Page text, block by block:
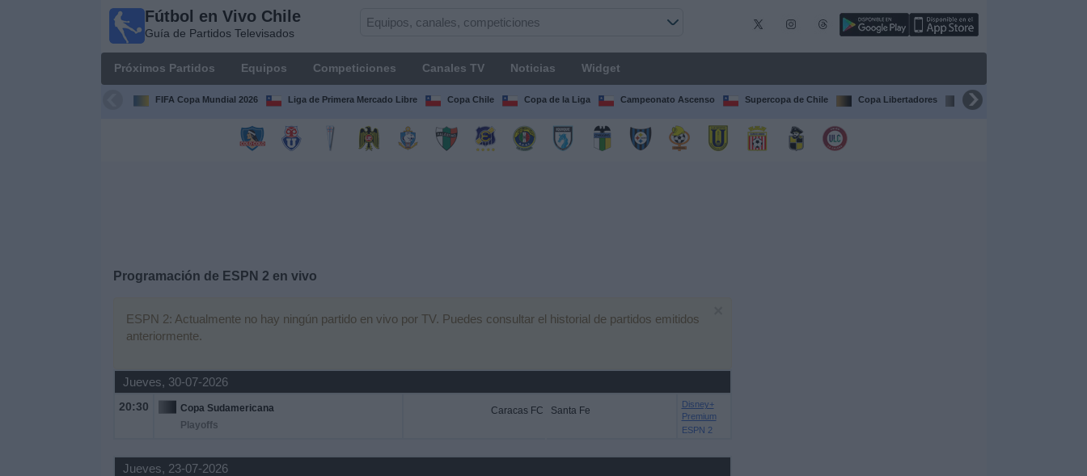
Fútbol en Vivo Chile
Guía de Partidos Televisados
Próximos Partidos Equipos Competiciones Canales TV Noticias Widget
FIFA Copa Mundial 2026 Liga de Primera Mercado Libre Copa Chile Copa de la Liga Campeonato Ascenso Supercopa de Chile Copa Libertadores Copa Sudamericana
Programación de ESPN 2 en vivo
ESPN 2: Actualmente no hay ningún partido en vivo por TV. Puedes consultar el historial de partidos emitidos
anteriormente.
Jueves, 30-07-2026
20:30
Copa Sudamericana
Playoffs
Caracas FC Santa Fe
Disney+
Premium
ESPN 2
Jueves, 23-07-2026